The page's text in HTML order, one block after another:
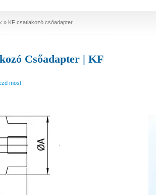
» KF csatlakozó csőadapter
Csőadapter | KF
most